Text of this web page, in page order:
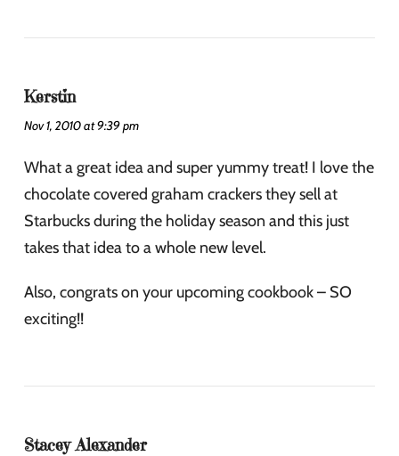
Kerstin
Nov 1, 2010 at 9:39 pm
What a great idea and super yummy treat! I love the
chocolate covered graham crackers they sell at
Starbucks during the holiday season and this just
takes that idea to a whole new level.
Also, congrats on your upcoming cookbook – SO
exciting!!
Stacey Alexander